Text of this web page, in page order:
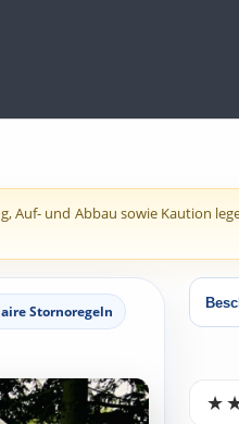
Auf- und Abbau sowie Kaution
Stornoregeln